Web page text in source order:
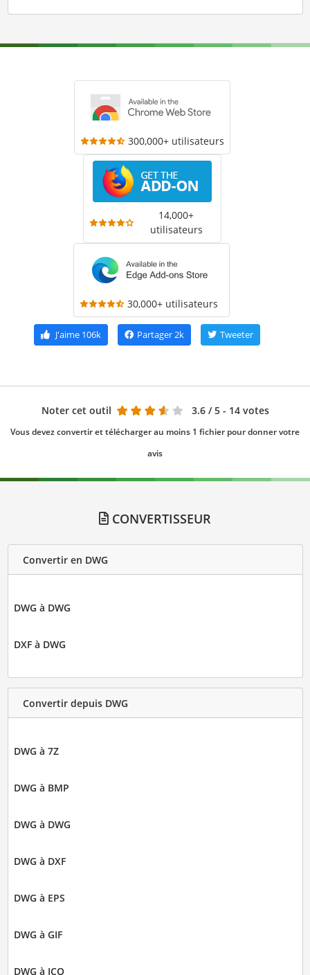
300,000+ utilisateurs
14,000+
utilisateurs
30,000+ utilisateurs
J'aime106k Partager2k Tweeter
Noter cet outil 3.6 / 5 - 14 votes
Vous devez convertir et télécharger au moins 1 fichier pour donner votre
avis
CONVERTISSEUR
Convertir en DWG
DWG à DWG
DXF à DWG
Convertir depuis DWG
DWG à 7Z
DWG à BMP
DWG à DWG
DWG à DXF
DWG à EPS
DWG à GIF
DWG à ICO